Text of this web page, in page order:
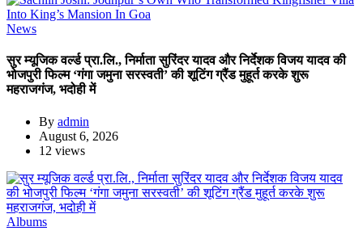
News
सुर म्यूजिक वर्ल्ड प्रा.लि., निर्माता सुरिंदर यादव और निर्देशक विजय यादव की
भोजपुरी फिल्म ‘गंगा जमुना सरस्वती’ की शूटिंग ग्रैंड मुहूर्त करके शुरू
महराजगंज, भदोही में
By admin
August 6, 2026
12 views
Albums